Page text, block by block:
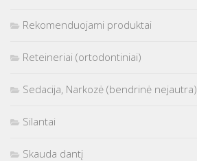
Rekomenduojami produktai
Reteineriai (ortodontiniai)
Sedacija, Narkozė (bendrinė nejautra)
Silantai
Skauda dantį